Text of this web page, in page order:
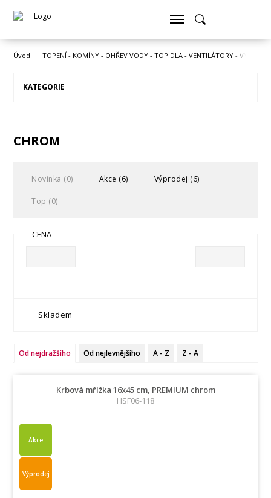
Úvod TOPENÍ - KOMÍNY - OHŘEV VODY - TOPIDLA - VENTILÁTORY -
KATEGORIE
CHROM
Novinka (0) Akce (6) Výprodej (6)
Top (0)
CENA
Skladem
Od nejdražšího Od nejlevnějšího A - Z Z - A
Krbová mřížka 16x45 cm, PREMIUM chrom
HSF06-118
Akce
Výprodej